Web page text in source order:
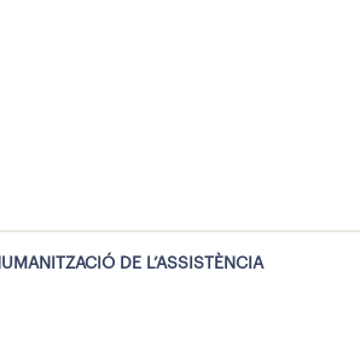
DE L’ASSISTÈNCIA